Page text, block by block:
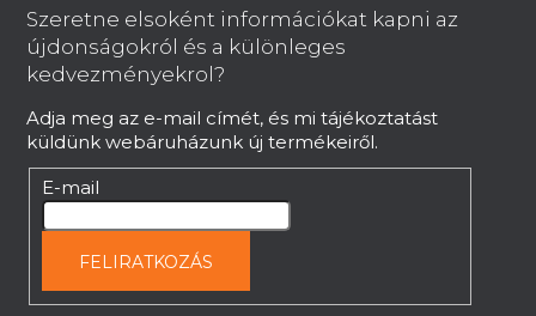
Szeretne elsoként információkat kapni az
újdonságokról és a különleges
kedvezményekrol?
Adja meg az e-mail címét, és mi tájékoztatást
küldünk webáruházunk új termékeiről.
E-mail
FELIRATKOZÁS